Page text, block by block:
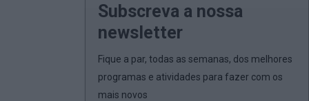
Subscreva a nossa
newsletter
Fique a par, todas as semanas, dos melhores
programas e atividades para fazer com os
mais novos